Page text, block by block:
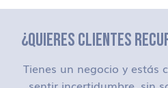
¿QUIERES CLIENTES
Tienes un negocio y estás